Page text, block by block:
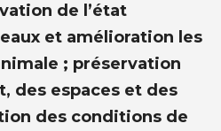
de l’état
et amélioration les
; préservation
des espaces et des
des conditions de